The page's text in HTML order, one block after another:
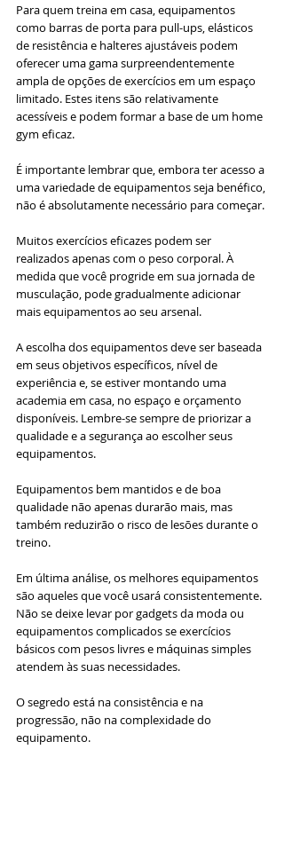
Para quem treina em casa, equipamentos
como barras de porta para pull-ups, elásticos
de resistência e halteres ajustáveis podem
oferecer uma gama surpreendentemente
ampla de opções de exercícios em um espaço
limitado. Estes itens são relativamente
acessíveis e podem formar a base de um home
gym eficaz.
É importante lembrar que, embora ter acesso a
uma variedade de equipamentos seja benéfico,
não é absolutamente necessário para começar.
Muitos exercícios eficazes podem ser
realizados apenas com o peso corporal. À
medida que você progride em sua jornada de
musculação, pode gradualmente adicionar
mais equipamentos ao seu arsenal.
A escolha dos equipamentos deve ser baseada
em seus objetivos específicos, nível de
experiência e, se estiver montando uma
academia em casa, no espaço e orçamento
disponíveis. Lembre-se sempre de priorizar a
qualidade e a segurança ao escolher seus
equipamentos.
Equipamentos bem mantidos e de boa
qualidade não apenas durarão mais, mas
também reduzirão o risco de lesões durante o
treino.
Em última análise, os melhores equipamentos
são aqueles que você usará consistentemente.
Não se deixe levar por gadgets da moda ou
equipamentos complicados se exercícios
básicos com pesos livres e máquinas simples
atendem às suas necessidades.
O segredo está na consistência e na
progressão, não na complexidade do
equipamento.